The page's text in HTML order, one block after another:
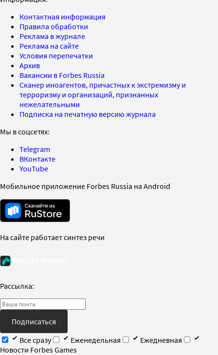
Контактная информация
Правила обработки
Реклама в журнале
Реклама на сайте
Условия перепечатки
Архив
Вакансии в Forbes Russia
Сканер иноагентов, причастных к экстремизму и
терроризму и организаций, признанных
нежелательными
Подписка на печатную версию журнала
Мы в соцсетях:
Telegram
ВКонтакте
YouTube
Мобильное приложение Forbes Russia на Android
На сайте работает синтез речи
Рассылка:
Подписаться
Все сразу
Еженедельная
Ежедневная
Новости Forbes Games